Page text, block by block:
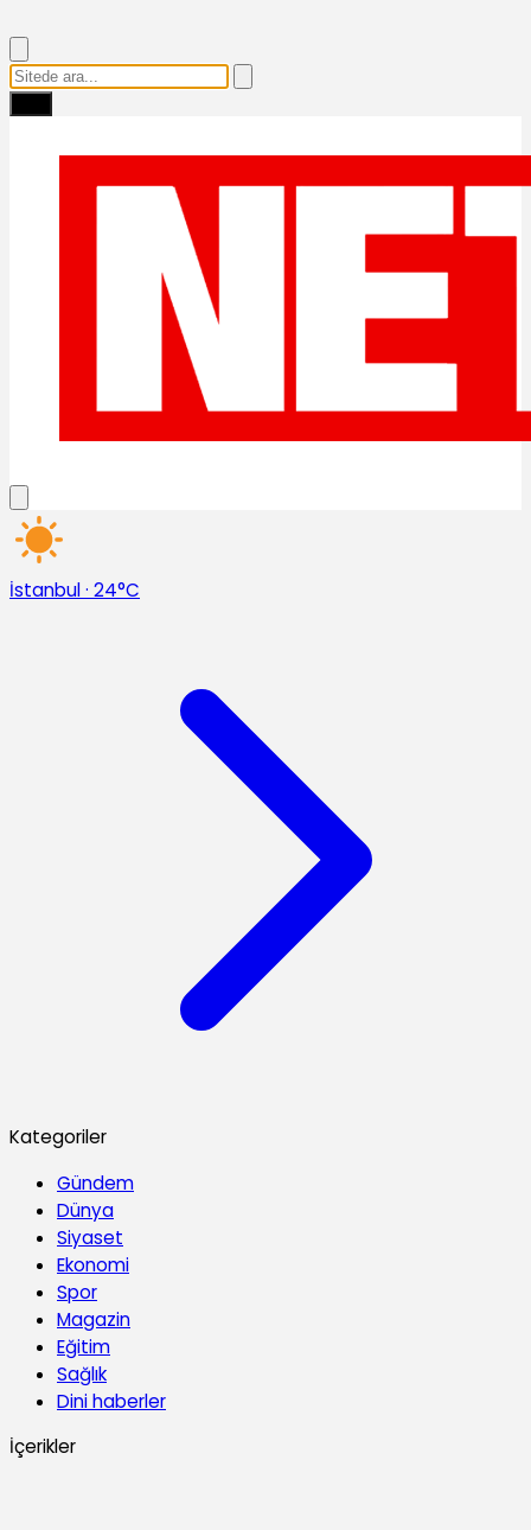
İstanbul· 24°C
Kategoriler
Gündem
Dünya
Siyaset
Ekonomi
Spor
Magazin
Eğitim
Sağlık
Dini haberler
İçerikler